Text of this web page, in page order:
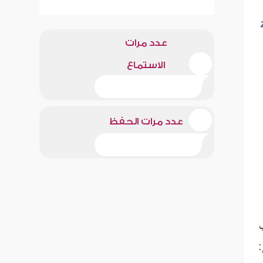
عدد مرات
الاستماع
عدد مرات الحفظ